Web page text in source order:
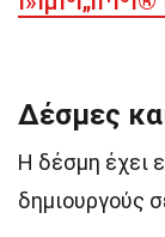
Δέσμες
Η δέσμη έχει
δημιουργούς